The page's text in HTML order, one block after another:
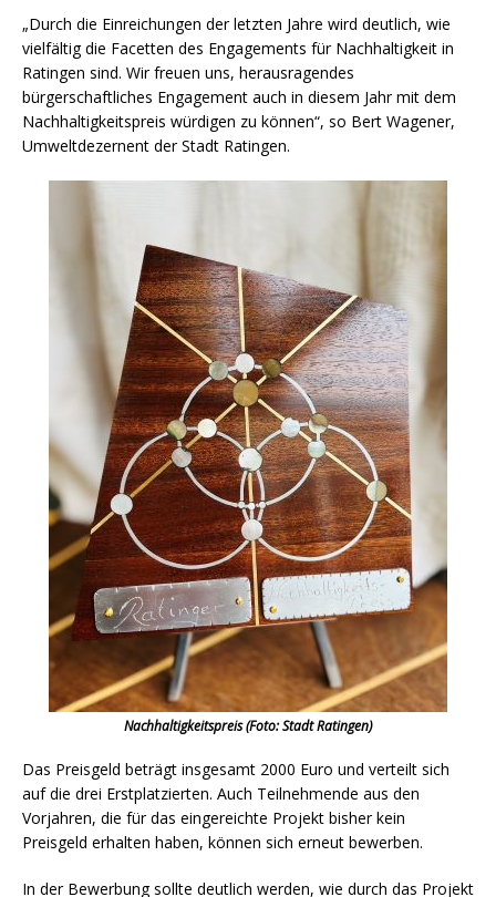
„Durch die Einreichungen der letzten Jahre wird deutlich, wie
vielfältig die Facetten des Engagements für Nachhaltigkeit in
Ratingen sind. Wir freuen uns, herausragendes
bürgerschaftliches Engagement auch in diesem Jahr mit dem
Nachhaltigkeitspreis würdigen zu können“, so Bert Wagener,
Umweltdezernent der Stadt Ratingen.
Nachhaltigkeitspreis (Foto: Stadt Ratingen)
Das Preisgeld beträgt insgesamt 2000 Euro und verteilt sich
auf die drei Erstplatzierten. Auch Teilnehmende aus den
Vorjahren, die für das eingereichte Projekt bisher kein
Preisgeld erhalten haben, können sich erneut bewerben.
In der Bewerbung sollte deutlich werden, wie durch das Projekt